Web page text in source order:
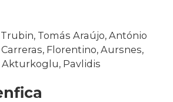
Trubin, Tomás Araújo, António
Florentino, Aursnes,
Akturkoglu, Pavlidis